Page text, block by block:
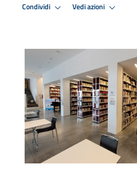
Condividi Vedi azioni